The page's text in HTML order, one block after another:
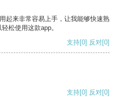
起来非常容易上手，让我能够快速熟
松使用这款app。
支持[0] 反对[0]
支持[0] 反对[0]